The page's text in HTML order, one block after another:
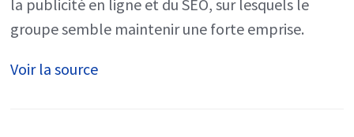
la publicité en ligne et du SEO, sur lesquels le
groupe semble maintenir une forte emprise.
Voir la source